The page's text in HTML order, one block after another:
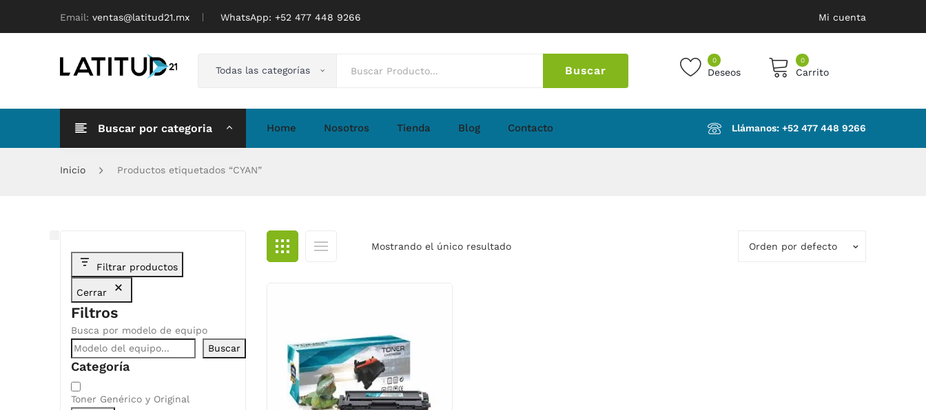
Email: ventas@latitud21.mx WhatsApp: ‪+52 477 448 9266 Mi cuenta
Todas las categorías Buscar
0
Deseos
0
Carrito
No products in the cart.
Buscar por categoria Home Nosotros Tienda Blog Contacto Llámanos: ‪+52 477 448 9266‬
Inicio Productos etiquetados “CYAN”
Mostrando el único resultado Orden por defecto
Filtrar productos
Cerrar
Filtros
Busca por modelo de equipo
Buscar
Categoría
Categoría
Toner Genérico y Original